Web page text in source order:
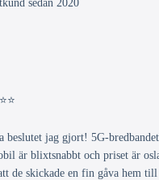
beslutet jag gjort! 5G-
är blixtsnabbt och priset är
de skickade en fin gåva hem till